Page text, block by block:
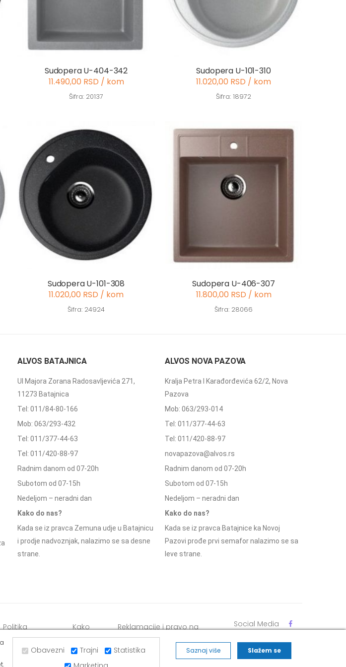
Sudopera U-404-342
11.490,00 RSD / kom
Šifra: 20137
Sudopera U-101-310
11.020,00 RSD / kom
Šifra: 18972
Sudopera U-101-308
11.020,00 RSD / kom
Šifra: 24924
Sudopera U-406-307
11.800,00 RSD / kom
Šifra: 28066
ALVOS BATAJNICA
Ul Majora Zorana Radosavljevića 271,
11273 Batajnica
Tel: 011/84-80-166
Mob: 063/293-432
Tel: 011/377-44-63
Tel: 011/420-88-97
Radnim danom od 07-20h
Subotom od 07-15h
Nedeljom – neradni dan
Kako do nas?
Kada se iz pravca Zemuna udje u Batajnicu
i prodje nadvoznjak, nalazimo se sa desne
strane.
ALVOS NOVA PAZOVA
Kralja Petra I Karađorđevića 62/2, Nova
Pazova
Mob: 063/293-014
Tel: 011/377-44-63
Tel: 011/420-88-97
novapazova@alvos.rs
Radnim danom od 07-20h
Subotom od 07-15h
Nedeljom – neradni dan
Kako do nas?
Kada se iz pravca Batajnice ka Novoj
Pazovi prođe prvi semafor nalazimo se sa
leve strane.
Politika
privatnosti
Kako
kupiti
Reklamacije i pravo na
odustajanje
Social Media
Obavezni Trajni
Statistika
Saznaj više Slažem se